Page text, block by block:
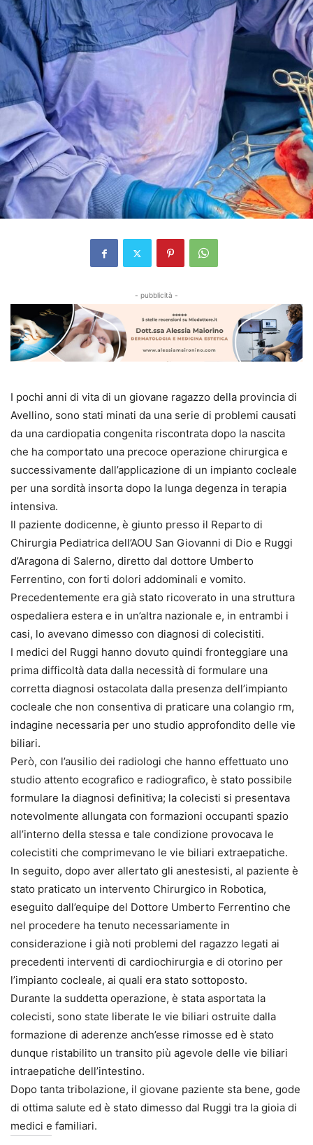
- pubblicità -
I pochi anni di vita di un giovane ragazzo della provincia di
Avellino, sono stati minati da una serie di problemi causati
da una cardiopatia congenita riscontrata dopo la nascita
che ha comportato una precoce operazione chirurgica e
successivamente dall’applicazione di un impianto cocleale
per una sordità insorta dopo la lunga degenza in terapia
intensiva.
Il paziente dodicenne, è giunto presso il Reparto di
Chirurgia Pediatrica dell’AOU San Giovanni di Dio e Ruggi
d’Aragona di Salerno, diretto dal dottore Umberto
Ferrentino, con forti dolori addominali e vomito.
Precedentemente era già stato ricoverato in una struttura
ospedaliera estera e in un’altra nazionale e, in entrambi i
casi, lo avevano dimesso con diagnosi di colecistiti.
I medici del Ruggi hanno dovuto quindi fronteggiare una
prima difficoltà data dalla necessità di formulare una
corretta diagnosi ostacolata dalla presenza dell’impianto
cocleale che non consentiva di praticare una colangio rm,
indagine necessaria per uno studio approfondito delle vie
biliari.
Però, con l’ausilio dei radiologi che hanno effettuato uno
studio attento ecografico e radiografico, è stato possibile
formulare la diagnosi definitiva; la colecisti si presentava
notevolmente allungata con formazioni occupanti spazio
all’interno della stessa e tale condizione provocava le
colecistiti che comprimevano le vie biliari extraepatiche.
In seguito, dopo aver allertato gli anestesisti, al paziente è
stato praticato un intervento Chirurgico in Robotica,
eseguito dall’equipe del Dottore Umberto Ferrentino che
nel procedere ha tenuto necessariamente in
considerazione i già noti problemi del ragazzo legati ai
precedenti interventi di cardiochirurgia e di otorino per
l’impianto cocleale, ai quali era stato sottoposto.
Durante la suddetta operazione, è stata asportata la
colecisti, sono state liberate le vie biliari ostruite dalla
formazione di aderenze anch’esse rimosse ed è stato
dunque ristabilito un transito più agevole delle vie biliari
intraepatiche dell’intestino.
Dopo tanta tribolazione, il giovane paziente sta bene, gode
di ottima salute ed è stato dimesso dal Ruggi tra la gioia di
medici e familiari.